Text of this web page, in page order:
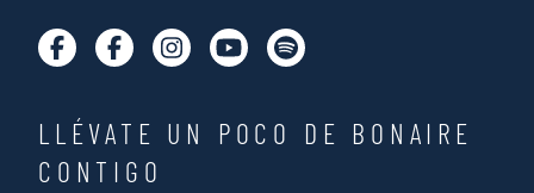
LLÉVATE UN POCO DE BONAIRE
CONTIGO